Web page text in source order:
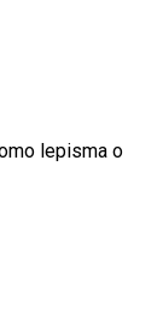
lepisma o